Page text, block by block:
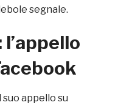
segnale.
suo appello su